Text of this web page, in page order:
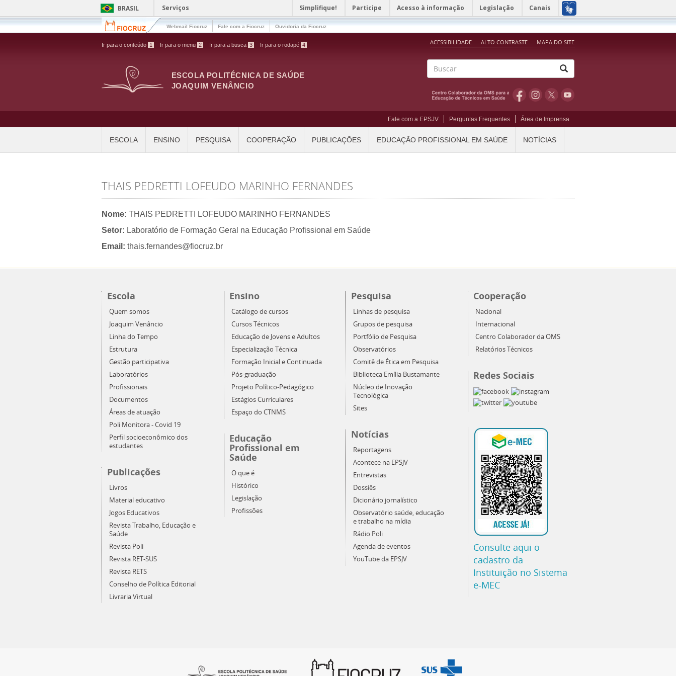
Pular para o conteúdo principal BRASIL Serviços Simplifique! Participe Acesso à informação Legislação Canais
Webmail Fiocruz Fale com a Fiocruz Ouvidoria da Fiocruz
Ir para o conteúdo 1 Ir para o menu 2 Ir para a busca 3 Ir para o rodapé 4 ACESSIBILIDADE ALTO CONTRASTE MAPA DO SITE
ESCOLA POLITÉCNICA DE SAÚDE
JOAQUIM VENÂNCIO
Fale com a EPSJV Perguntas Frequentes Área de Imprensa
ESCOLA ENSINO PESQUISA COOPERAÇÃO PUBLICAÇÕES EDUCAÇÃO PROFISSIONAL EM SAÚDE NOTÍCIAS
THAIS PEDRETTI LOFEUDO MARINHO FERNANDES
Nome: THAIS PEDRETTI LOFEUDO MARINHO FERNANDES
Setor: Laboratório de Formação Geral na Educação Profissional em Saúde
Email: thais.fernandes@fiocruz.br
Escola
Quem somos
Joaquim Venâncio
Linha do Tempo
Estrutura
Gestão participativa
Laboratórios
Profissionais
Documentos
Áreas de atuação
Poli Monitora - Covid 19
Perfil socioeconômico dos
estudantes
Publicações
Livros
Material educativo
Jogos Educativos
Revista Trabalho, Educação e
Saúde
Revista Poli
Revista RET-SUS
Revista RETS
Conselho de Política Editorial
Livraria Virtual
Ensino
Catálogo de cursos
Cursos Técnicos
Educação de Jovens e Adultos
Especialização Técnica
Formação Inicial e Continuada
Pós-graduação
Projeto Político-Pedagógico
Estágios Curriculares
Espaço do CTNMS
Educação
Profissional em
Saúde
O que é
Histórico
Legislação
Profissões
Pesquisa
Linhas de pesquisa
Grupos de pesquisa
Portfólio de Pesquisa
Observatórios
Comitê de Ética em Pesquisa
Biblioteca Emília Bustamante
Núcleo de Inovação
Tecnológica
Sites
Notícias
Reportagens
Acontece na EPSJV
Entrevistas
Dossiês
Dicionário jornalístico
Observatório saúde, educação
e trabalho na mídia
Rádio Poli
Agenda de eventos
YouTube da EPSJV
Cooperação
Nacional
Internacional
Centro Colaborador da OMS
Relatórios Técnicos
Redes Sociais
Consulte aqui o
cadastro da
Instituição no Sistema
e-MEC